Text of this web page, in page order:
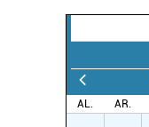
AL. AR.